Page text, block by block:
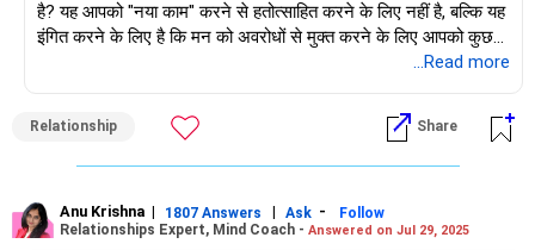
है।
है? यह आपको "नया काम" करने से हतोत्साहित करने के लिए नहीं है, बल्कि यह
इंगित करने के लिए है कि मन को अवरोधों से मुक्त करने के लिए आपको कुछ
- चीजों को टालने का कारण क्या है?
- जब आप कुछ नया शुरू करते हैं तो सबसे पहले दिमाग में क्या आता है?
साथ ही, एक समय में एक ही चीज़ पर ध्यान केंद्रित करें; अध्ययन करें और
जब मन अशांत हो, तो एक काम/गतिविधि लें, उसका पीछा करें और उसे पूरा
करें। यह आपके कॉलेज के वर्ष 1 के लिए बस पढ़ाई हो सकती है...बस इतना ही
...Read more
Relationship Share
Anu Krishna | 1807 Answers | Ask -
Follow
Relationships Expert, Mind Coach - Answered on Jul 29, 2025